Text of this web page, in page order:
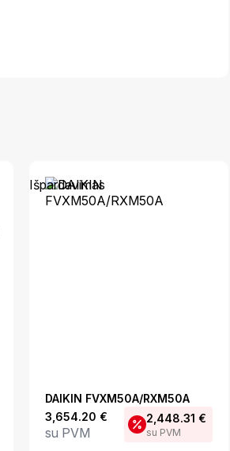
Išpardavimas
DAIKIN FVXM50A/RXM50A
3,654.20 €
su PVM
2,448.31 €
su PVM